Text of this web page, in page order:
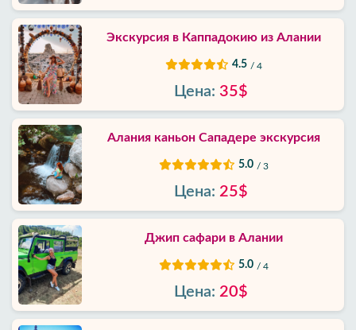
Экскурсия в Каппадокию из Алании
4.5 / 4
Цена: 35$
Алания каньон Сападере экскурсия
5.0 / 3
Цена: 25$
Джип сафари в Алании
5.0 / 4
Цена: 20$